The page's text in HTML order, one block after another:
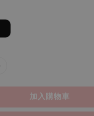
加入購物車